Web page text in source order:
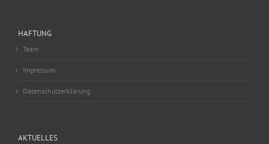
HAFTUNG
Team
Impressum
Datenschutzerklärung
AKTUELLES